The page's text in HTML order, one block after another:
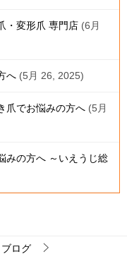
・変形爪 専門店 6月
へ 5月 26, 2025
爪でお悩みの方へ 5月
みの方へ ～いえうじ総
ブログ